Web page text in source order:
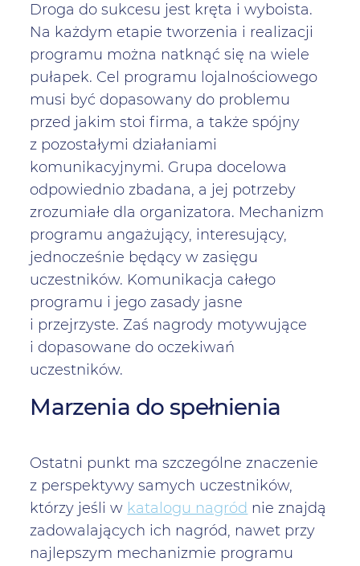
Droga do sukcesu jest kręta i wyboista.
Na każdym etapie tworzenia i realizacji
programu można natknąć się na wiele
pułapek. Cel programu lojalnościowego
musi być dopasowany do problemu
przed jakim stoi firma, a także spójny
z pozostałymi działaniami
komunikacyjnymi. Grupa docelowa
odpowiednio zbadana, a jej potrzeby
zrozumiałe dla organizatora. Mechanizm
programu angażujący, interesujący,
jednocześnie będący w zasięgu
uczestników. Komunikacja całego
programu i jego zasady jasne
i przejrzyste. Zaś nagrody motywujące
i dopasowane do oczekiwań
uczestników.
Marzenia do spełnienia
Ostatni punkt ma szczególne znaczenie
z perspektywy samych uczestników,
którzy jeśli w katalogu nagród nie znajdą
zadowalających ich nagród, nawet przy
najlepszym mechanizmie programu